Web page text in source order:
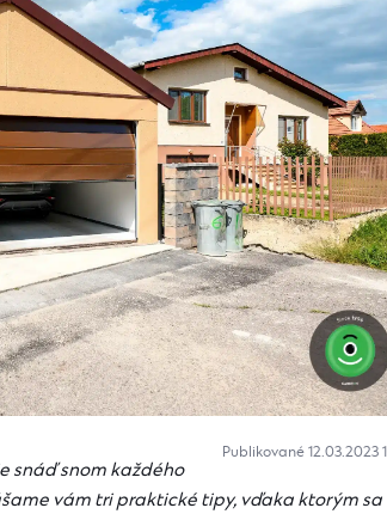
Publikované 12.03.2023
snáď snom každého
vám tri praktické tipy, vďaka ktorým sa